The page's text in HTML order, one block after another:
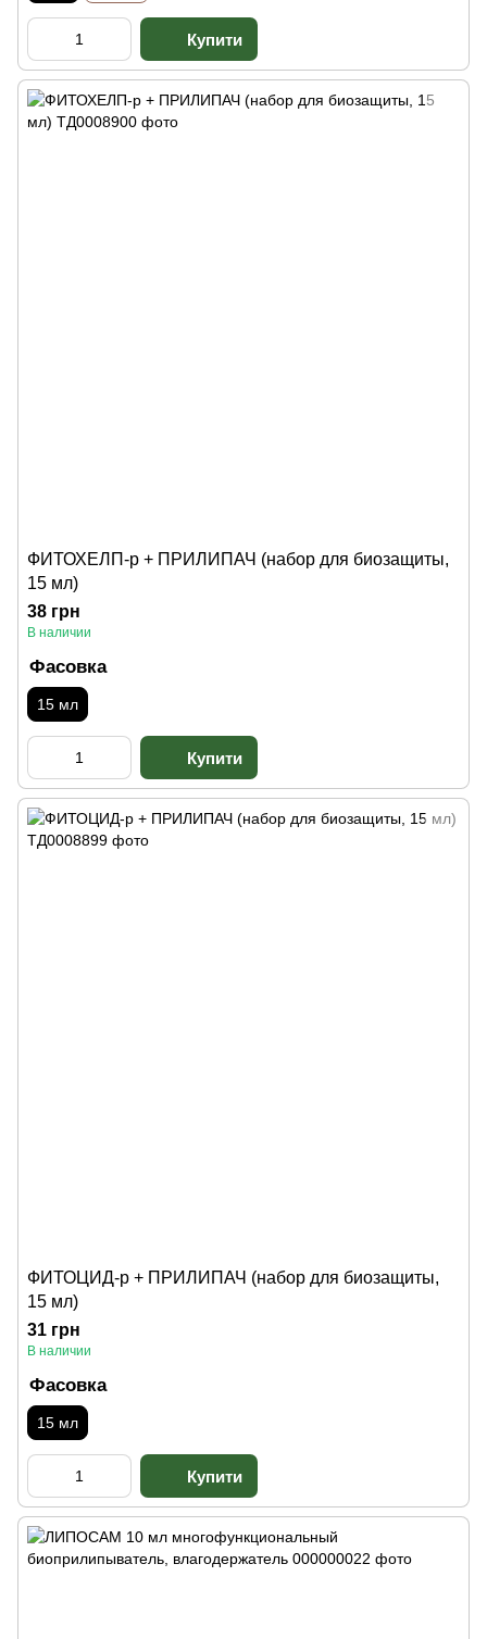
ФИТОХЕЛП-р + ПРИЛИПАЧ (набор для биозащиты,
15 мл)
38 грн
В наличии
Фасовка
15 мл
ФИТОЦИД-р + ПРИЛИПАЧ (набор для биозащиты,
15 мл)
31 грн
В наличии
Фасовка
15 мл